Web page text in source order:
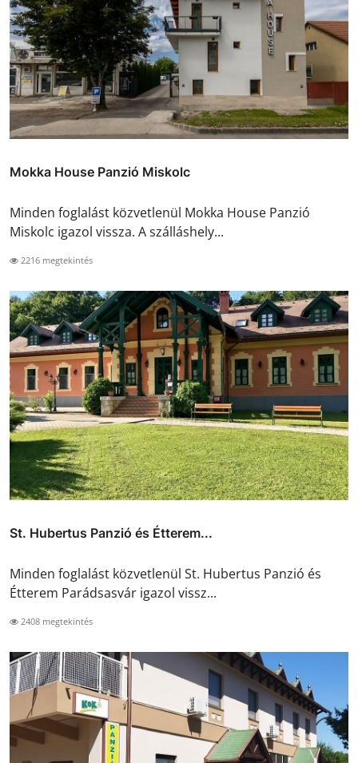
Mokka House Panzió Miskolc
Minden foglalást közvetlenül Mokka House Panzió
Miskolc igazol vissza. A szálláshely...
2216 megtekintés
St. Hubertus Panzió és Étterem...
Minden foglalást közvetlenül St. Hubertus Panzió és
Étterem Parádsasvár igazol vissz...
2408 megtekintés